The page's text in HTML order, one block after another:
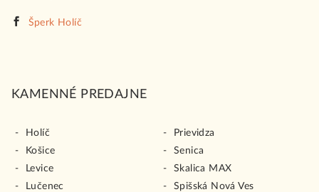
Šperk Holíč
KAMENNÉ PREDAJNE
Holíč
Košice
Levice
Lučenec
Prievidza
Senica
Skalica MAX
Spišská Nová Ves